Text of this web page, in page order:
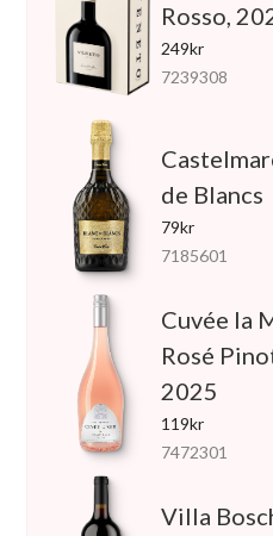
Rosso,
249kr
7239308
de Blancs
79kr
7185601
Cuvée la
Rosé
2025
119kr
7472301
Villa